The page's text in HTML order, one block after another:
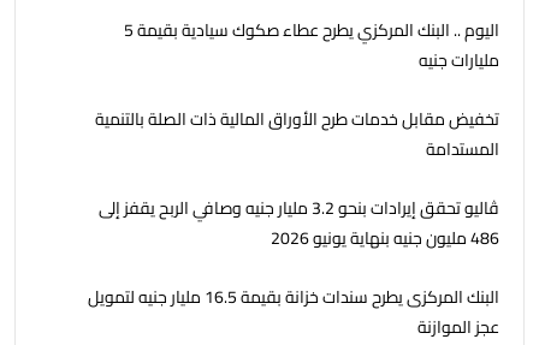
اليوم .. البنك المركزي يطرح عطاء صكوك سيادية بقيمة 5
مليارات جنيه
تخفيض مقابل خدمات طرح الأوراق المالية ذات الصلة بالتنمية
المستدامة
ڤاليو تحقق إيرادات بنحو 3.2 مليار جنيه وصافي الربح يقفز إلى
486 مليون جنيه بنهاية يونيو 2026
البنك المركزى يطرح سندات خزانة بقيمة 16.5 مليار جنيه لتمويل
عجز الموازنة